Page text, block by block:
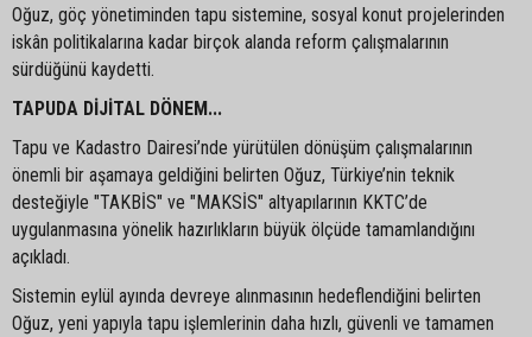
Oğuz, göç yönetiminden tapu sistemine, sosyal konut projelerinden
iskân politikalarına kadar birçok alanda reform çalışmalarının
sürdüğünü kaydetti.
TAPUDA DİJİTAL DÖNEM...
Tapu ve Kadastro Dairesi’nde yürütülen dönüşüm çalışmalarının
önemli bir aşamaya geldiğini belirten Oğuz, Türkiye’nin teknik
desteğiyle "TAKBİS" ve "MAKSİS" altyapılarının KKTC’de
uygulanmasına yönelik hazırlıkların büyük ölçüde tamamlandığını
açıkladı.
Sistemin eylül ayında devreye alınmasının hedeflendiğini belirten
Oğuz, yeni yapıyla tapu işlemlerinin daha hızlı, güvenli ve tamamen